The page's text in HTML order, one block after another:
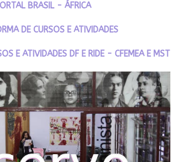
BRASIL - ÁFRICA
DE CURSOS E ATIVIDADES
E ATIVIDADES DF E RIDE - CFEMEA E MST